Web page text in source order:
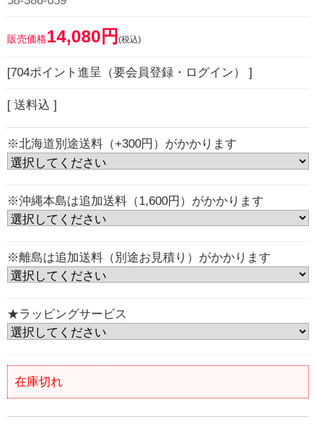
販売価格14,080円 (税込)
[704ポイント進呈（要会員登録・ログイン） ]
[ 送料込 ]
※北海道別途送料（+300円）がかかります
※沖縄本島は追加送料（1,600円）がかかります
※離島は追加送料（別途お見積り）がかかります
★ラッピングサービス
在庫切れ